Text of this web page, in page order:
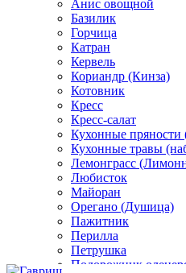
Анис овощной
Базилик
Горчица
Катран
Кервель
Кориандр (Кинза)
Котовник
Кресс
Кресс-салат
Кухонные пряности
Кухонные травы
Лемонграсс
Любисток
Майоран
Орегано (Душица)
Пажитник
Перилла
Петрушка
Подорожник